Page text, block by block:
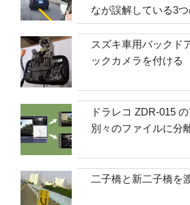
なが誤解している3つ
スズキ車用バックド
ックカメラを付ける
ドラレコ ZDR-015
別々のファイルに分
二子橋と新二子橋を